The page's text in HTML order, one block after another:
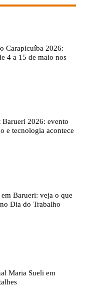
Carapicuíba 2026:
4 a 15 de maio nos
2026: evento
e tecnologia acontece
Barueri: veja o que
Dia do Trabalho
Maria Sueli em